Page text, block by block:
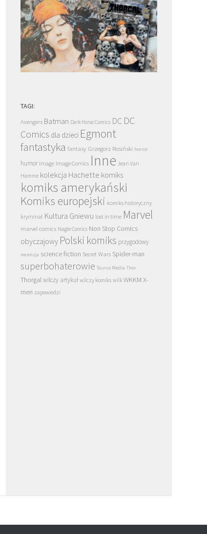
Wojownicze Żółwie Ninja. Żółwie kontra
Nowy Jork. Tom 2 – recenzja. Jason
Aaron rozwija nową erę TMNT
Przeznaczenie X.
recenzja marvelowskiego
TAGI:
Avengers Batman Dark Horse Comics DC DC
Comics dla dzieci Egmont
fantastyka fantasy Grzegorz Rosiński horror
humor Image Image Comics Inne Jean Van
Hamme kolekcja Hachette komiks
komiks amerykański
Komiks europejski komiks historyczny
kryminał Kultura Gniewu lost in time Marvel
marvel comics Nagle Comics Non Stop Comics
obyczajowy Polski komiks przygodowy
recenzja science fiction Secret Wars Spider-man
superbohaterowie Taurus Media Thor
Thorgalwilczy artykuł wilczy komiks wilk WKKM X-
men zapowiedzi